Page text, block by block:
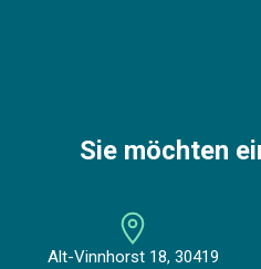
Sie möchten
Alt-Vinnhorst 18, 30419